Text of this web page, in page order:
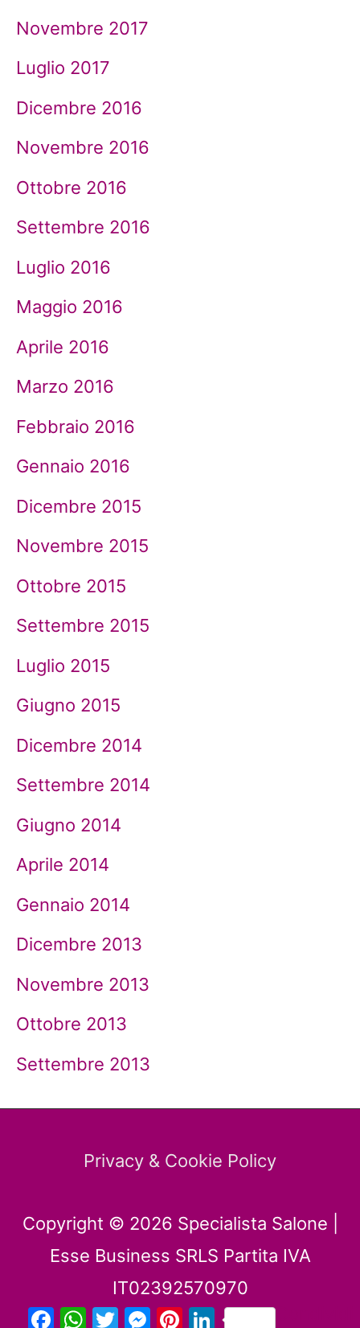
Novembre 2017
Luglio 2017
Dicembre 2016
Novembre 2016
Ottobre 2016
Settembre 2016
Luglio 2016
Maggio 2016
Aprile 2016
Marzo 2016
Febbraio 2016
Gennaio 2016
Dicembre 2015
Novembre 2015
Ottobre 2015
Settembre 2015
Luglio 2015
Giugno 2015
Dicembre 2014
Settembre 2014
Giugno 2014
Aprile 2014
Gennaio 2014
Dicembre 2013
Novembre 2013
Ottobre 2013
Settembre 2013
Privacy & Cookie Policy
Copyright © 2026 Specialista Salone
Esse Business SRLS Partita IVA
IT02392570970
Facebook
WhatsApp
TwitterMessenger
Pinterest
LinkedIn